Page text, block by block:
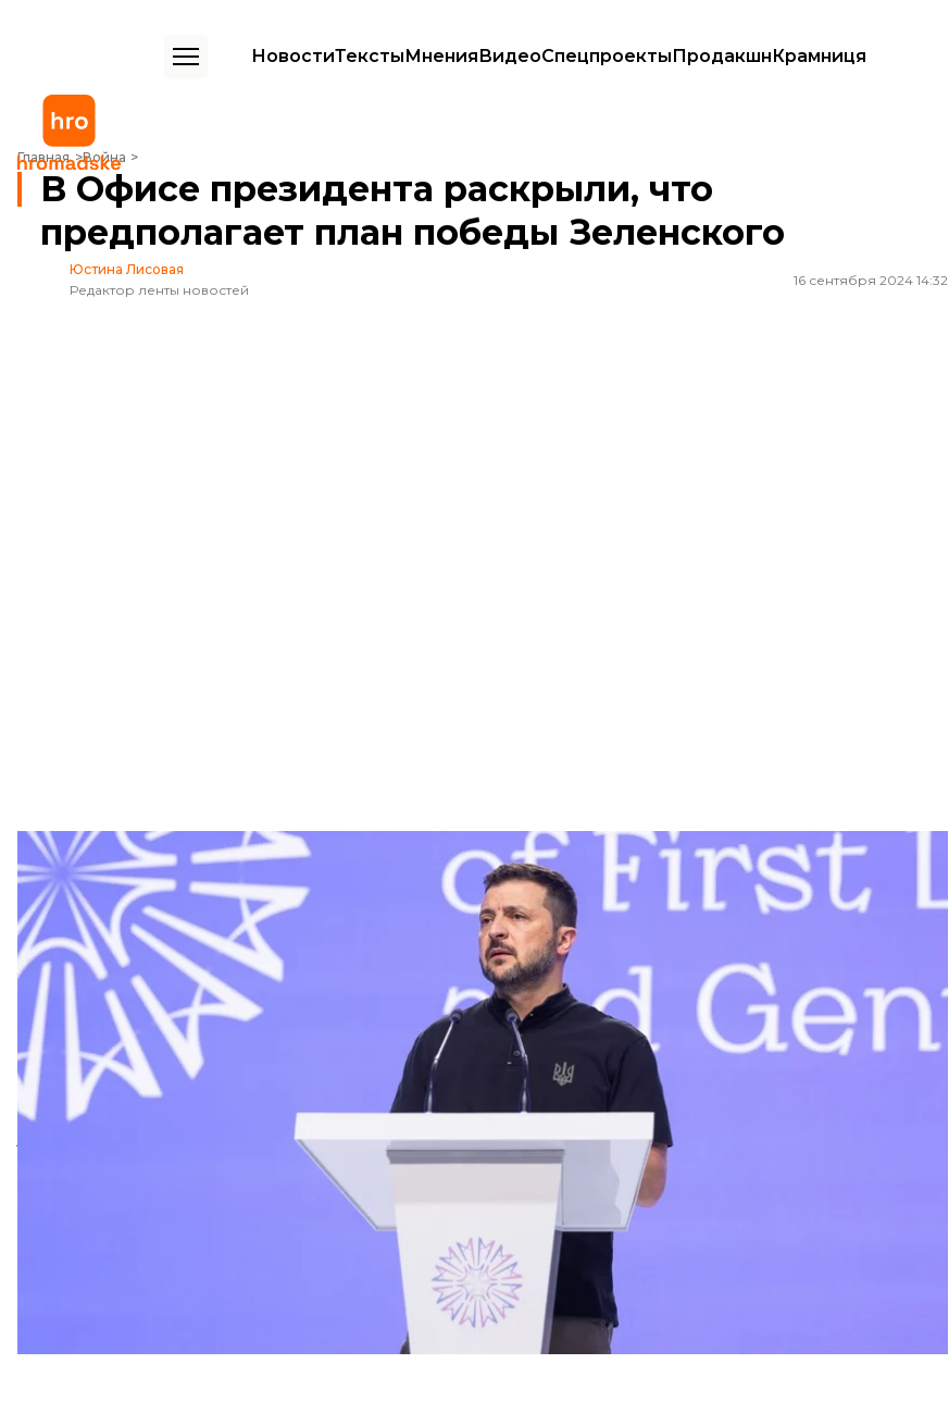
НовостиТекстыМненияВидеоСпецпроектыПродакшнКрамниця
Главная Война
В Офисе президента раскрыли, что предполагает план победы Зеленского
В Офисе президента раскрыли, что
предполагает план победы Зеленского
Юстина Лисовая
Редактор ленты новостей
16 сентября 2024 14:32
Президент Украины Владимир Зеленский
Офис президента
План победы президента Владимира Зеленского основывается на том, что иностранные партнеры
предоставят Украине разрешение на удары по территории россии.
Об этом советник главы Офиса президента Сергей Лещенко сказал в эфире телемарафона.
Тот рассказал, что Зеленский озвучил свой план победы в войне «достаточно прозрачно языком
намеков» на конференции Ялтинской европейской стратегии. Тогда украинский президент сказал,
что план победы зависит от президента США Джо Байдена — то есть, по словам Лещенко, это
должен быть план, который дает Украине «новые возможности».
«А новые возможности — значит бить по тем аэродромам, военным базам, хранилищам, где
хранятся те ракеты, откуда взлетают те самолеты, которые потом бомбят украинскую землю,
уничтожают украинские города, убивают украинских гражданских», — сказал советник главы ОП.